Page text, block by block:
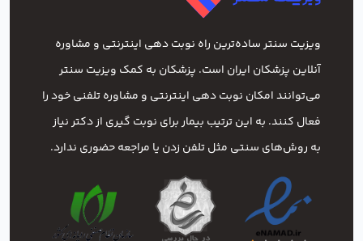
ویزیت سنتر ساده‌ترین راه نوبت‌ دهی اینترنتی و مشاوره
آنلاین پزشکان ایران است. پزشکان به کمک ویزیت سنتر
می‌توانند امکان نوبت دهی اینترنتی و مشاوره تلفنی خود را
فعال کنند. به این ترتیب بیمار برای نوبت گیری از دکتر نیاز
به روش‌های سنتی مثل تلفن زدن یا مراجعه حضوری ندارد.